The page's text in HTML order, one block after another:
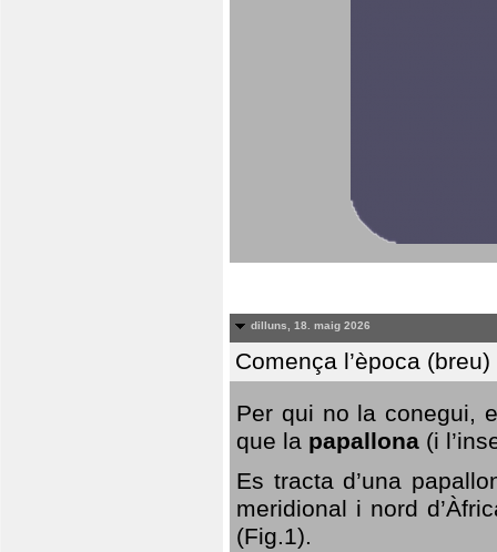
dilluns, 18. maig 2026
Comença l’època
Per qui no la conegui,
que la papallona (i
Es tracta d’una
meridional i nord
(Fig.1).